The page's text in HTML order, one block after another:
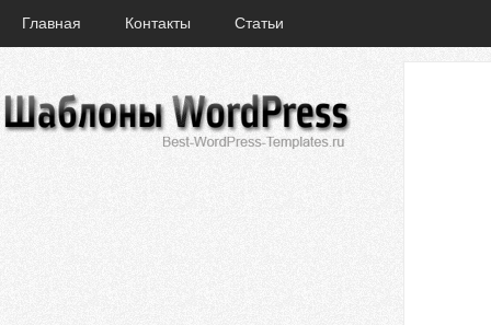
Главная Контакты Статьи